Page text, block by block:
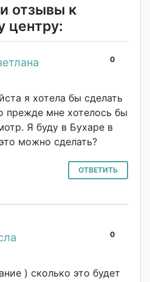
отзывы к
центру:
0
я хотела бы сделать
прежде мне хотелось бы
Я буду в Бухаре в
можно сделать?
ОТВЕТИТЬ
0
) сколько это будет